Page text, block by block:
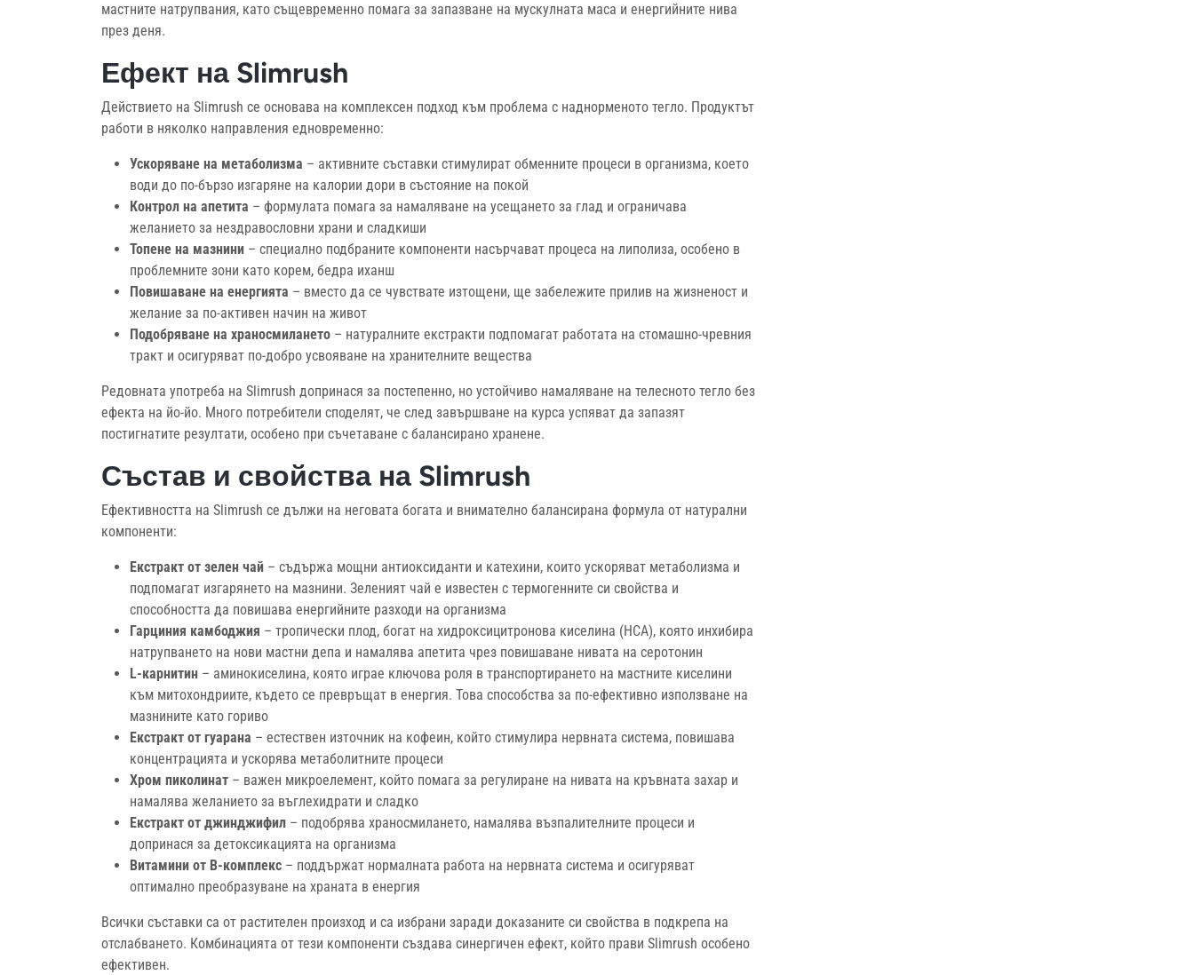
мастните натрупвания, като същевременно помага за запазване на мускулната маса и енергийните нива
през деня.
Ефект на Slimrush
Действието на Slimrush се основава на комплексен подход към проблема с наднорменото тегло. Продуктът
работи в няколко направления едновременно:
Ускоряване на метаболизма – активните съставки стимулират обменните процеси в организма, което
води до по-бързо изгаряне на калории дори в състояние на покой
Контрол на апетита – формулата помага за намаляване на усещането за глад и ограничава
желанието за нездравословни храни и сладкиши
Топене на мазнини – специално подбраните компоненти насърчават процеса на липолиза, особено в
проблемните зони като корем, бедра иханш
Повишаване на енергията – вместо да се чувствате изтощени, ще забележите прилив на жизненост и
желание за по-активен начин на живот
Подобряване на храносмилането – натуралните екстракти подпомагат работата на стомашно-чревния
тракт и осигуряват по-добро усвояване на хранителните вещества
Редовната употреба на Slimrush допринася за постепенно, но устойчиво намаляване на телесното тегло без
ефекта на йо-йо. Много потребители споделят, че след завършване на курса успяват да запазят
постигнатите резултати, особено при съчетаване с балансирано хранене.
Състав и свойства на Slimrush
Ефективността на Slimrush се дължи на неговата богата и внимателно балансирана формула от натурални
компоненти:
Екстракт от зелен чай – съдържа мощни антиоксиданти и катехини, които ускоряват метаболизма и
подпомагат изгарянето на мазнини. Зеленият чай е известен с термогенните си свойства и
способността да повишава енергийните разходи на организма
Гарциния камбоджия – тропически плод, богат на хидроксицитронова киселина (HCA), която инхибира
натрупването на нови мастни депа и намалява апетита чрез повишаване нивата на серотонин
L-карнитин – аминокиселина, която играе ключова роля в транспортирането на мастните киселини
към митохондриите, където се превръщат в енергия. Това способства за по-ефективно използване на
мазнините като гориво
Екстракт от гуарана – естествен източник на кофеин, който стимулира нервната система, повишава
концентрацията и ускорява метаболитните процеси
Хром пиколинат – важен микроелемент, който помага за регулиране на нивата на кръвната захар и
намалява желанието за въглехидрати и сладко
Екстракт от джинджифил – подобрява храносмилането, намалява възпалителните процеси и
допринася за детоксикацията на организма
Витамини от B-комплекс – поддържат нормалната работа на нервната система и осигуряват
оптимално преобразуване на храната в енергия
Всички съставки са от растителен произход и са избрани заради доказаните си свойства в подкрепа на
отслабването. Комбинацията от тези компоненти създава синергичен ефект, който прави Slimrush особено
ефективен.